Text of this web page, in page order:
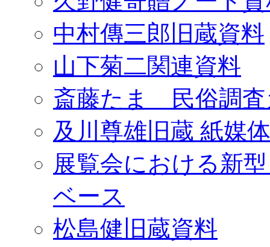
中村傳三郎旧蔵資料
山下菊二関連資料
斎藤たま 民俗調査
及川尊雄旧蔵 紙媒
展覧会における新
ベース
松島健旧蔵資料